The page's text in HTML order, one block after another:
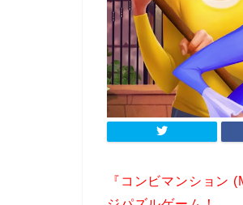
『コンビマンション